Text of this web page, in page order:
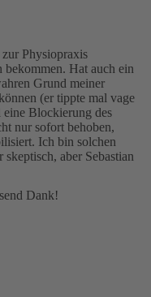
Physiopraxis
bekommen. Hat auch ein
Grund meiner
(er tippte mal vage
Blockierung des
nur sofort behoben,
Ich bin solchen
aber Sebastian
Dank!